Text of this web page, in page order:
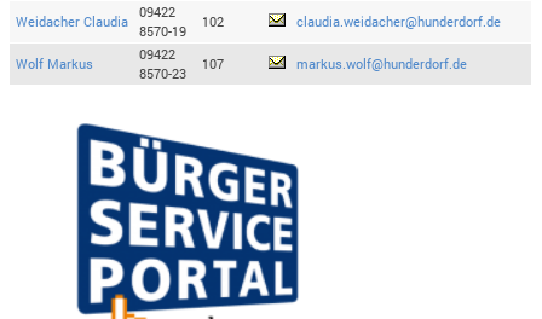
Weidacher Claudia
09422
8570-19
102 claudia.weidacher@hunderdorf.de
Wolf Markus
09422
8570-23
107 markus.wolf@hunderdorf.de